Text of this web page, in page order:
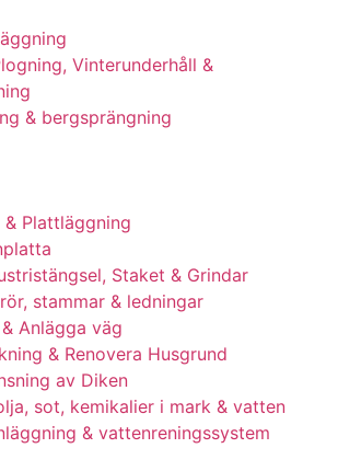
Vinterunderhåll &
& bergsprängning
Plattläggning
Staket & Grindar
stammar & ledningar
Anlägga väg
& Renovera Husgrund
av Diken
sot, kemikalier i mark & vatten
& vattenreningssystem